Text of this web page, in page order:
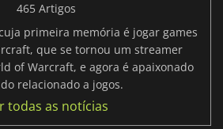
465 Artigos
primeira memória é jogar games
que se tornou um streamer
of Warcraft, e agora é apaixonado
relacionado a jogos.
todas as notícias